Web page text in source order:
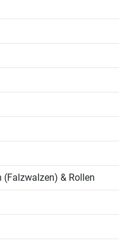
& Rollen